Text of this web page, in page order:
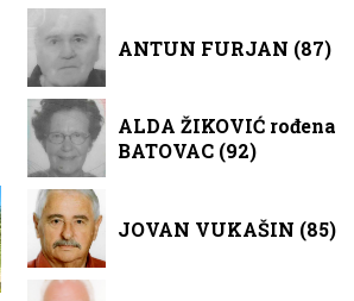
ANTUN FURJAN (87)
ALDA ŽIKOVIĆ rođena
BATOVAC (92)
JOVAN VUKAŠIN (85)